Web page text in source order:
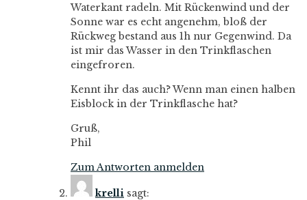
Waterkant radeln. Mit Rückenwind und der
Sonne war es echt angenehm, bloß der
Rückweg bestand aus 1h nur Gegenwind. Da
ist mir das Wasser in den Trinkflaschen
eingefroren.
Kennt ihr das auch? Wenn man einen halben
Eisblock in der Trinkflasche hat?
Gruß,
Phil
Zum Antworten anmelden
krelli sagt: